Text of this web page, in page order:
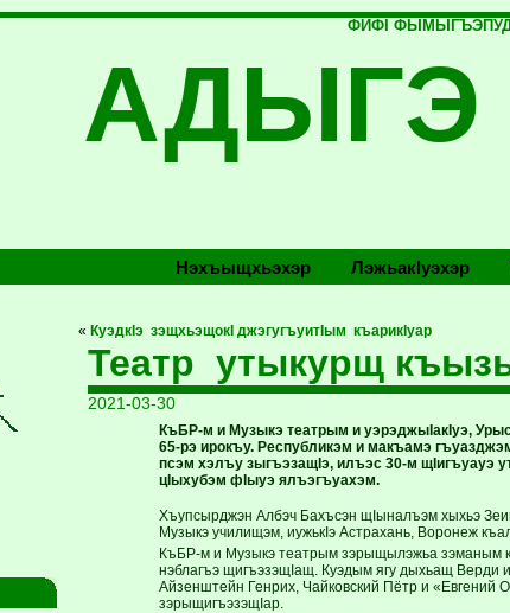
ФИФI
АДЫГЭ
Нэхъыщхьэхэр Лэжьакlуэхэр
« КуэдкIэ зэщхьэщокI джэгугъуитIым къарикIуар
Театр утыкурщ
2021-03-30
КъБР-м и Музыкэ театрым и уэрэджыIакIуэ,
65-рэ ирокъу. Республикэм и макъамэ
псэм хэлъу зыгъэзащIэ, илъэс 30-м щIигъуауэ
цIыхубэм фIыуэ ялъэгъуахэм.
Хъупсырджэн Албэч Бахъсэн щIыналъэм хыхьэ
Музыкэ училищэм, иужькIэ Астрахань, Воронеж
КъБР-м и Музыкэ театрым зэрыщылэжьа зэманым
нэблагъэ щигъэзэщIащ. Куэдым ягу дыхьащ
Айзенштейн Генрих, Чайковский Пётр и
зэрыщигъэзэщIар.